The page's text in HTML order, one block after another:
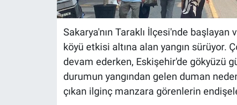
Sakarya'nın Taraklı İlçesi'nde başlayan
köyü etkisi altına alan yangın sürüyor.
devam ederken, Eskişehir'de gökyüzü
durumun yangından gelen duman
çıkan ilginç manzara görenlerin